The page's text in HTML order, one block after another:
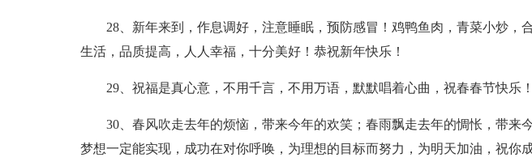
28、新年来到，作息调好，注意睡眠，预防感冒！鸡鸭鱼肉，青菜小炒，
生活，品质提高，人人幸福，十分美好！恭祝新年快乐！
29、祝福是真心意，不用千言，不用万语，默默唱着心曲，祝春春节快乐！
30、春风吹走去年的烦恼，带来今年的欢笑；春雨飘走去年的惆怅，带来
梦想一定能实现，成功在对你呼唤，为理想的目标而努力，为明天加油，祝你成